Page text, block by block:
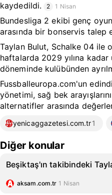
kaydedildi.
2 1 Nisan
Bundesliga 2 ekibi genç
arasında bir bonservis talep
Taylan Bulut, Schalke 04 ile
haftalarda 2029 yılına
döneminde kulübünden
Fussballeuropa.com'un
yönetimi, sağ bek
alternatifler arasında
yenicaggazetesi.com.tr1
Diğer konular
Beşiktaş'ın takibindeki
aksam.com.tr 1 Nisan